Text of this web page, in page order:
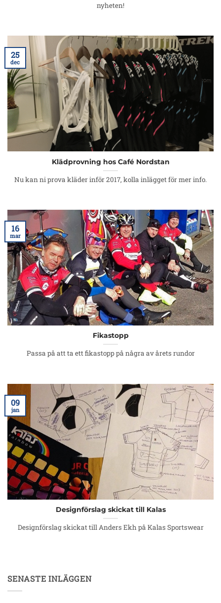
nyheten!
Klädprovning hos Café Nordstan
Nu kan ni prova kläder inför 2017, kolla inlägget för mer info.
25
dec
Fikastopp
Passa på att ta ett fikastopp på några av årets rundor
16
mar
Designförslag skickat till Kalas
Designförslag skickat till Anders Ekh på Kalas Sportswear
09
jan
SENASTE INLÄGGEN